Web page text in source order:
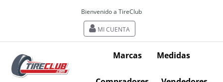
Bienvenido a TireClub
MI CUENTA
Marcas Medidas